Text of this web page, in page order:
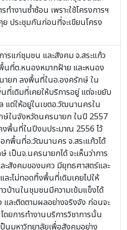
ำงานซ้ำซ้อน เพราะใช้โครงการฯ
ย ประชุมกันก่อนที่จะเขียนโครง
ารแก่ชุมชน และสังคม จ.สระแก้ว
นที่ต.หนองหมากฝ้าย และหนอง
ายก ลงพื้นที่ในอ.องครักษ์ ใน
เดิมที่เคยให้บริการอยู่ แต่จะขยับ
แต่ให้อยู่ในเขตอ.วัฒนานครใน
ษ์ในจังหวัดนครนายก ในปี 2557
พื้นที่ในปีงบประมาณ 2556 ไว้
กพื้นที่อ.วัฒนานคร จ.สระแก้วได้
ป็นจ.นครนายกได้ จะเห็นว่าการ
ะสังคมของมศว มียุทธศาสตร์และ
ละไม่ทอดทิ้งพื้นที่เดิมเคยไปให้
วบ้านในชุมชนมีความเข้มแข็งได้
ละติดตามผลอย่างจริงจัง ก่อนจะ
ยการทำงานบริการวิชาการนั้น
นมหาวิทยาลัยเพื่อสังคมอย่าง